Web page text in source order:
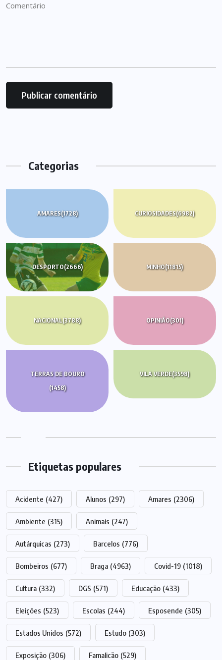
Categorias
AMARES(1728) CURIOSIDADES(6982)
DESPORTO(2666) MINHO(11815)
NACIONAL(3788) OPINIÃO(301)
TERRAS DE BOURO
(1458)
VILA VERDE(3598)
Etiquetas populares
Acidente (427) Alunos (297) Amares (2306)
Ambiente (315) Animais (247)
Autárquicas (273) Barcelos (776)
Bombeiros (677) Braga (4963) Covid-19 (1018)
Cultura (332) DGS (571) Educação (433)
Eleições (523) Escolas (244) Esposende (305)
Estados Unidos (572) Estudo (303)
Exposição (306) Famalicão (529)